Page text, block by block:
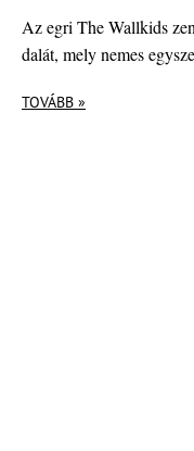
Az egri The Wallkids
dalát, mely nemes
TOVÁBB »